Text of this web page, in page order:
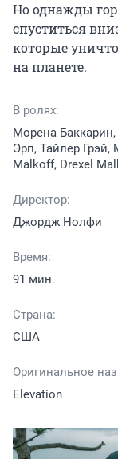
Но однажды
спуститься
которые
на планете.
В ролях:
Морена
Эрп, Тайлер
Malkoff, Drexel
Директор:
Джордж Нолфи
Время:
91 мин.
Страна:
США
Оригинальное
Elevation